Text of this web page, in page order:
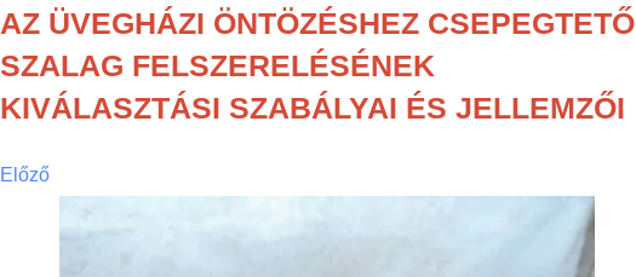
AZ ÜVEGHÁZI ÖNTÖZÉSHEZ CSEPEGTETŐ
SZALAG FELSZERELÉSÉNEK
KIVÁLASZTÁSI SZABÁLYAI ÉS JELLEMZŐI
Előző